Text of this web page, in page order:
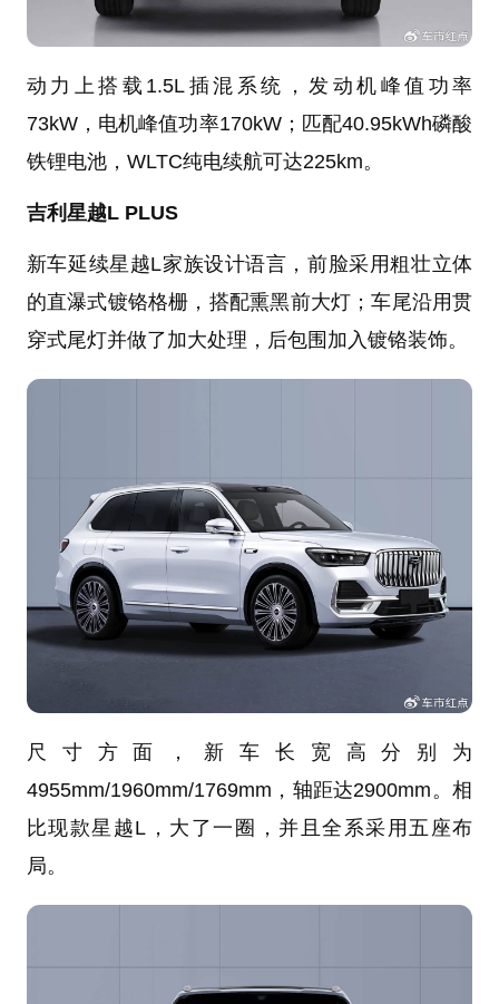
动力上搭载1.5L插混系统，发动机峰值功率
73kW，电机峰值功率170kW；匹配40.95kWh磷酸
铁锂电池，WLTC纯电续航可达225km。
吉利星越L PLUS
新车延续星越L家族设计语言，前脸采用粗壮立体
的直瀑式镀铬格栅，搭配熏黑前大灯；车尾沿用贯
穿式尾灯并做了加大处理，后包围加入镀铬装饰。
尺寸方面，新车长宽高分别为
4955mm/1960mm/1769mm，轴距达2900mm。相
比现款星越L，大了一圈，并且全系采用五座布
局。